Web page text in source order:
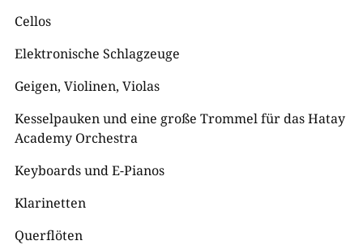
Cellos
Elektronische Schlagzeuge
Geigen, Violinen, Violas
Kesselpauken und eine große Trommel für das Hatay
Academy Orchestra
Keyboards und E-Pianos
Klarinetten
Querflöten